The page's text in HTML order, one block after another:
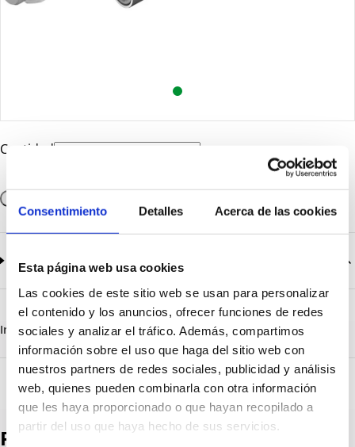
Consentimiento Detalles Acerca de las cookies
Esta página web usa cookies
Las cookies de este sitio web se usan para personalizar
el contenido y los anuncios, ofrecer funciones de redes
sociales y analizar el tráfico. Además, compartimos
información sobre el uso que haga del sitio web con
nuestros partners de redes sociales, publicidad y análisis
web, quienes pueden combinarla con otra información
que les haya proporcionado o que hayan recopilado a
partir del uso que haya hecho de sus servicios.
Cantidad
Documentación
CatalogoGeneral-EN.pdf
Descargar
Serie_Ecolight_1390-1391-1392.pdf
Descargar
Información destacada Detalles técnicosVista 3D
Productos destacados